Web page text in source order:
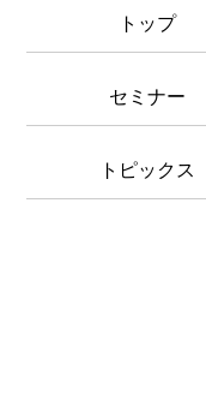
トップ
セミナー
トピックス